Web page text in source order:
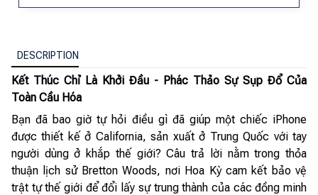
DESCRIPTION
Kết Thúc Chỉ Là Khởi Đầu - Phác Thảo Sự Sụp Đổ Của
Toàn Cầu Hóa
Bạn đã bao giờ tự hỏi điều gì đã giúp một chiếc iPhone
được thiết kế ở California, sản xuất ở Trung Quốc với tay
người dùng ở khắp thế giới? Câu trả lời nằm trong thỏa
thuận lịch sử Bretton Woods, nơi Hoa Kỳ cam kết bảo vệ
trật tự thế giới để đổi lấy sự trung thành của các đồng minh